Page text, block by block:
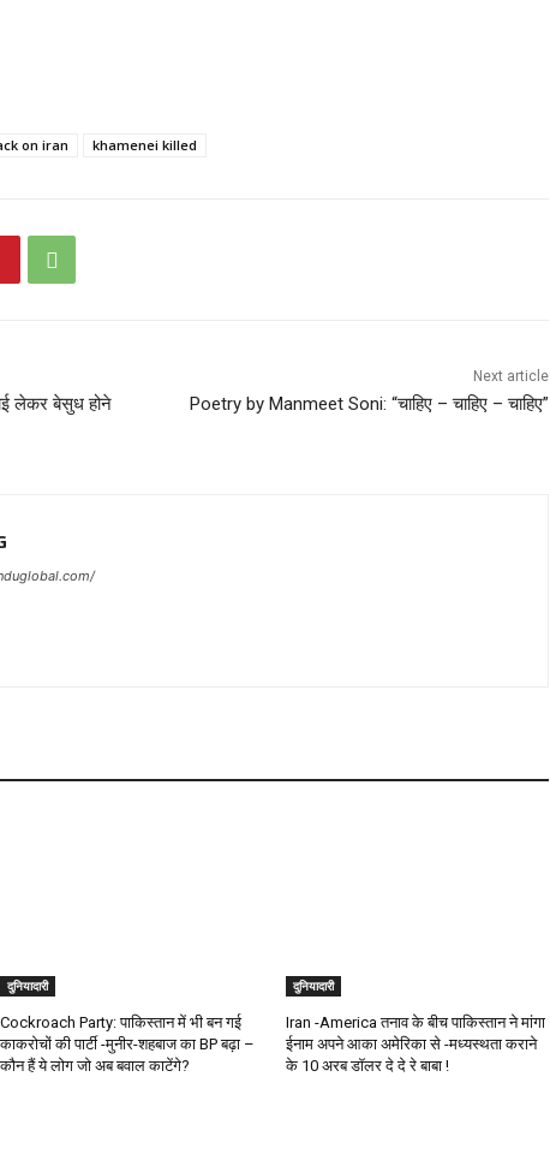
on iran khamenei killed
लेकर बेसुध होने
Next article
Poetry by Manmeet Soni: “चाहिए – चाहिए – चाहिए”
दुनियादारी
Cockroach Party: पाकिस्तान में भी बन गई
काकरोचों की पार्टी -मुनीर-शहबाज का BP बढ़ा –
कौन हैं ये लोग जो अब बवाल काटेंगे?
दुनियादारी
Iran -America तनाव के बीच पाकिस्तान ने मांगा
ईनाम अपने आका अमेरिका से -मध्यस्थता कराने
के 10 अरब डॉलर दे दे रे बाबा !